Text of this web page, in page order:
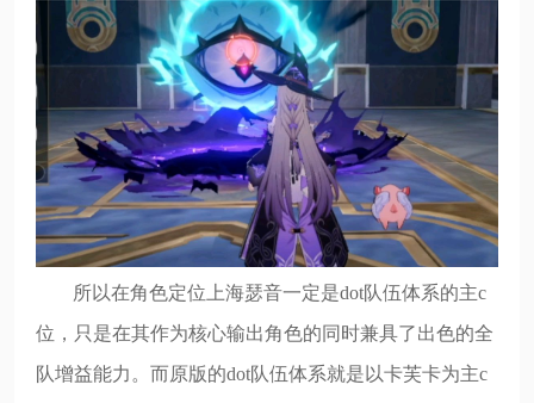
所以在角色定位上海瑟音一定是dot队伍体系的主c
位，只是在其作为核心输出角色的同时兼具了出色的全
队增益能力。而原版的dot队伍体系就是以卡芙卡为主c